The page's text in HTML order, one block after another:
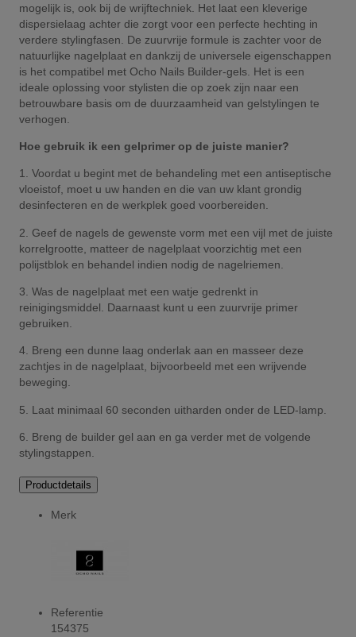
mogelijk is, ook bij de wrijftechniek. Het laat een kleverige
dispersielaag achter die zorgt voor een perfecte hechting in
verdere stylingfasen. De zuurvrije formule is zachter voor de
natuurlijke nagelplaat en dankzij de universele eigenschappen
is het compatibel met Ocho Nails Builder-gels. Het is een
ideale oplossing voor stylisten die op zoek zijn naar een
betrouwbare basis om de duurzaamheid van gelstylingen te
verhogen.
Hoe gebruik ik een gelprimer op de juiste manier?
1. Voordat u begint met de behandeling met een antiseptische
vloeistof, moet u uw handen en die van uw klant grondig
desinfecteren en de werkplek goed voorbereiden.
2. Geef de nagels de gewenste vorm met een vijl met de juiste
korrelgrootte, matteer de nagelplaat voorzichtig met een
polijstblok en behandel indien nodig de nagelriemen.
3. Was de nagelplaat met een watje gedrenkt in
reinigingsmiddel. Daarnaast kunt u een zuurvrije primer
gebruiken.
4. Breng een dunne laag onderlak aan en masseer deze
zachtjes in de nagelplaat, bijvoorbeeld met een wrijvende
beweging.
5. Laat minimaal 60 seconden uitharden onder de LED-lamp.
6. Breng de builder gel aan en ga verder met de volgende
stylingstappen.
Productdetails
Merk
Referentie
154375